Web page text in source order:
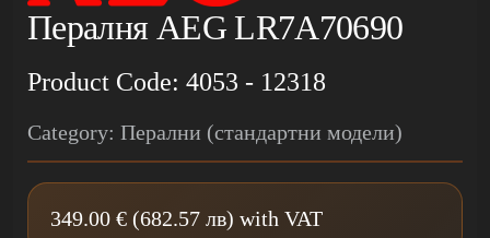
Пералня AEG LR7A70690
Product Code: 4053 - 12318
Category: Перални (стандартни модели)
349.00 € (682.57 лв) with VAT